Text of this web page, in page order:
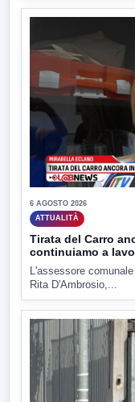
6 AGOSTO 2026
ATTUALITÀ
Tirata del Carro
continuiamo a
L'assessore
Rita D'Ambrosio,...